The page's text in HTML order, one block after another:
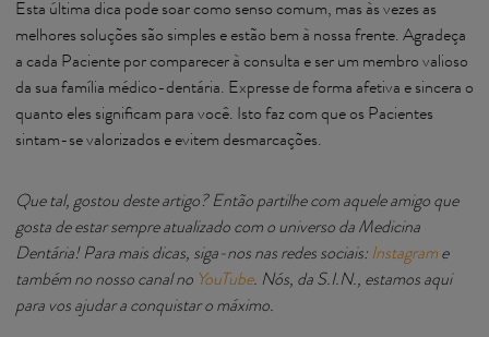
Esta última dica pode soar como senso comum, mas às vezes as
melhores soluções são simples e estão bem à nossa frente. Agradeça
a cada Paciente por comparecer à consulta e ser um membro valioso
da sua família médico-dentária. Expresse de forma afetiva e sincera o
quanto eles significam para você. Isto faz com que os Pacientes
sintam-se valorizados e evitem desmarcações.
Que tal, gostou deste artigo? Então partilhe com aquele amigo que
gosta de estar sempre atualizado com o universo da Medicina
Dentária! Para mais dicas, siga-nos nas redes sociais: Instagram e
também no nosso canal no YouTube. Nós, da S.I.N., estamos aqui
para vos ajudar a conquistar o máximo.